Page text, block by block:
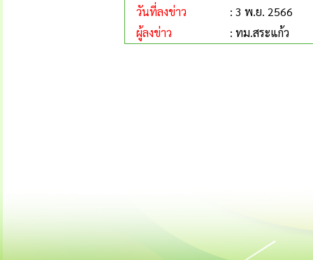
วันที่ลงข่าว
: 3 พ.ย. 2566
ผู้ลงข่าว
: ทม.สระแก้ว